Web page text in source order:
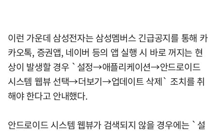
이런 가운데 삼성전자는 삼성멤버스 긴급공지를 통해 카
카오톡, 증권앱, 네이버 등의 앱 실행 시 바로 꺼지는 현
상이 발생할 경우 `설정→애플리케이션→안드로이드
시스템 웹뷰 선택→더보기→업데이트 삭제` 조치를 취
해야 한다고 안내했다.
안드로이드 시스템 웹뷰가 검색되지 않을 경우에는 `설